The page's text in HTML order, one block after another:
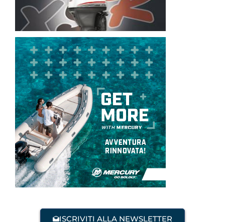
ISCRIVITI ALLA NEWSLETTER